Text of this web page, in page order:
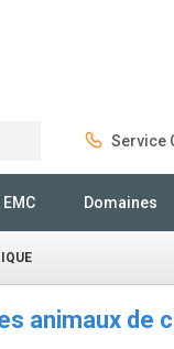
Service
Domaines
animaux de